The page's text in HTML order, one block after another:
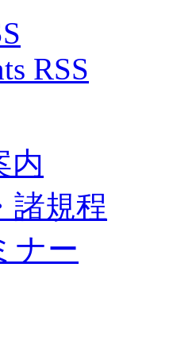
RSS
内
諸規程
ナー